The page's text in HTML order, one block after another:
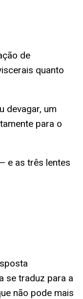
de
quanto
devagar, um
para o
e as três lentes
se traduz para a
não pode mais